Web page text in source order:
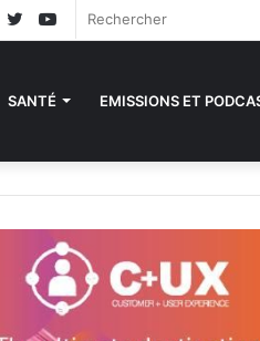
YouTube
Twitter
Facebook
SANTÉ EMISSIONS ET